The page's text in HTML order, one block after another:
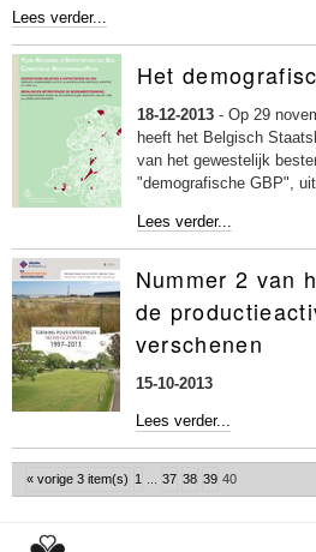
Het
besluit
tot
samenstelling
van
van
de
aanvraag
voor
een
stedenbouwkundige
vergunning
gepubliceerd
-
Lees verder...
Het
18-12-2013- Op 29
heeft het Belgisch
van het gewestelijk
"demografische GBP",
Het
-
Lees verder...
Nummer 2 van
de
verschenen
15-10-2013
Nummer
van
het
Lees verder...
« vorige 3 item(s) 1 37 38 39 40